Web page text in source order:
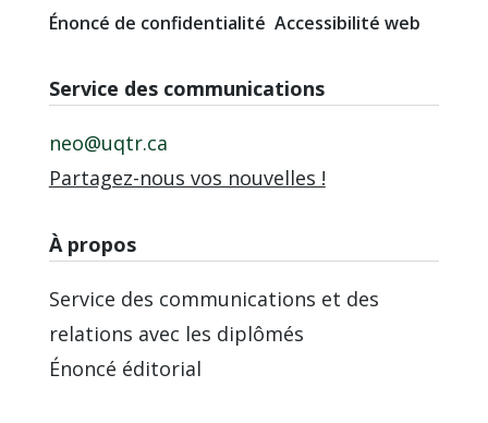
Énoncé de confidentialité Accessibilité web
Service des communications
neo@uqtr.ca
Partagez-nous vos nouvelles !
À propos
Service des communications et des
relations avec les diplômés
Énoncé éditorial